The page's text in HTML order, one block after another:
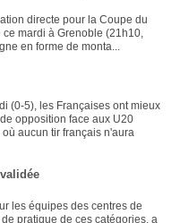
directe pour la Coupe du
mardi à Grenoble (21h10,
en forme de monta...
(0-5), les Françaises ont mieux
opposition face aux U20
aucun tir français n'aura
les équipes des centres de
pratique de ces catégories, a